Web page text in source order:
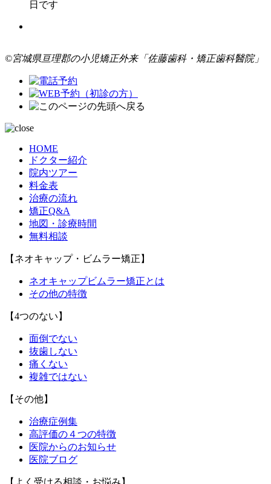
日です
©宮城県亘理郡の小児矯正外来「佐藤歯科・矯正歯科醫院」
HOME
ドクター紹介
院内ツアー
料金表
治療の流れ
矯正Q&A
地図・診療時間
無料相談
【ネオキャップ・ビムラー矯正】
ネオキャップビムラー矯正とは
その他の特徴
【4つのない】
面倒でない
抜歯しない
痛くない
複雑ではない
【その他】
治療症例集
高評価の４つの特徴
医院からのお知らせ
医院ブログ
【よく受ける相談・お悩み】